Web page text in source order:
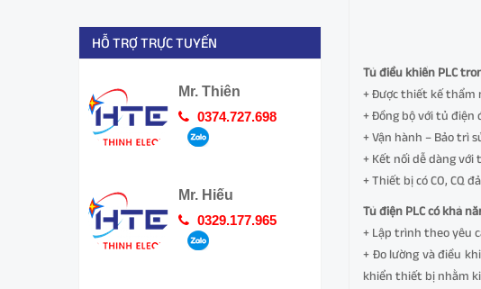
Tủ điều khiển PLC
+ Được thiết kế thẩm
+ Đồng bộ với tủ điện
+ Vận hành – Bảo trì
+ Kết nối dễ dàng với
+ Thiết bị có CO, CQ
Tủ điện PLC có khả
+ Lập trình theo yêu
+ Đo lường và điều
khiển thiết bị nhằm
HỖ TRỢ TRỰC TUYẾN
Mr. Thiên
0374.727.698
Mr. Hiếu
0329.177.965